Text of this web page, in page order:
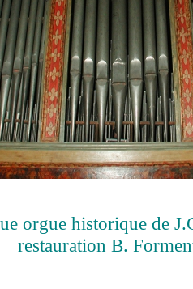
orgue historique de
restauration B.